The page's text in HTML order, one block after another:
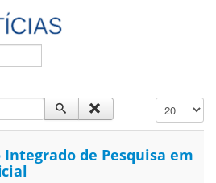
Exibir #
de Pesquisa em